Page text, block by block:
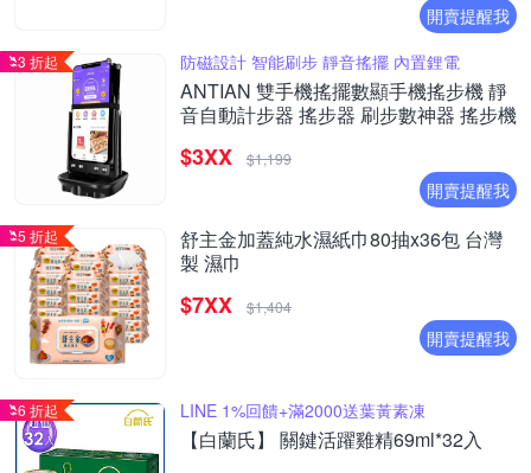
開賣提醒我
3 折起 防磁設計 智能刷步 靜音搖擺 內置鋰電
ANTIAN 雙手機搖擺數顯手機搖步機 靜
音自動計步器 搖步器 刷步數神器 搖步機
$3XX $1,199
開賣提醒我
5 折起
舒主金加蓋純水濕紙巾80抽x36包 台灣
製 濕巾
$7XX $1,404
開賣提醒我
6 折起 LINE 1%回饋+滿2000送葉黃素凍
【白蘭氏】 關鍵活躍雞精69ml*32入